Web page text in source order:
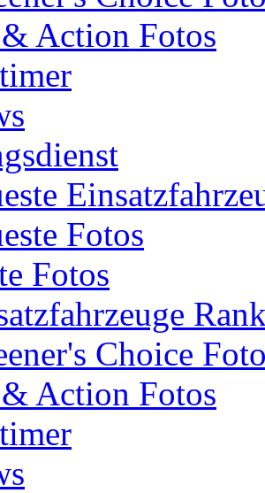
Action Fotos
Fotos
Fotos
Choice
Action Fotos